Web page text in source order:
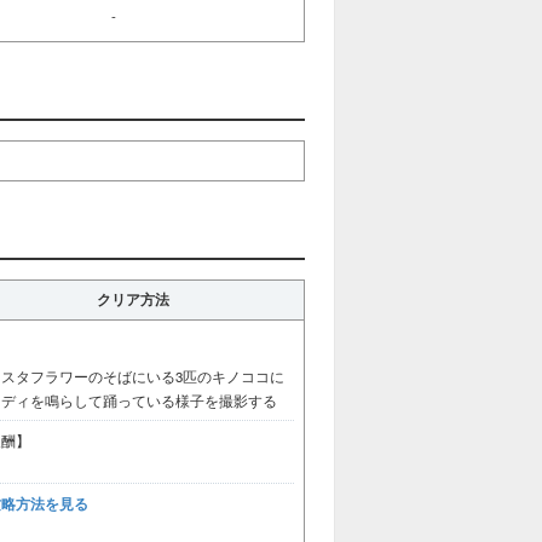
-
クリア方法
タフラワーのそばにいる3匹のキノココに
ィを鳴らして踊っている様子を撮影する
】
方法を見る